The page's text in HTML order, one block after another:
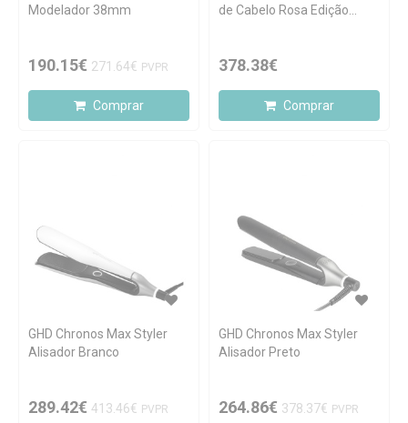
Modelador 38mm
190.15€ 271.64€ PVPR
Comprar
de Cabelo Rosa Edição
378.38€
Comprar
GHD Chronos Max Styler
Alisador Branco
289.42€ 413.46€ PVPR
GHD Chronos Max Styler
Alisador Preto
264.86€ 378.37€ PVPR